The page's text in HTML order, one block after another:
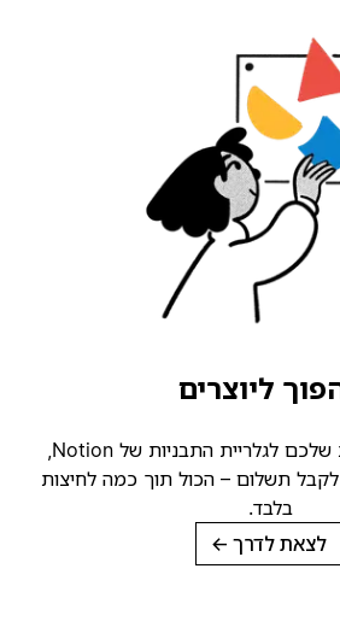
ליוצרים
להעלות את התבנית שלכם לגלריית התבניות של Notion,
תשלום – הכול תוך כמה לחיצות
בלבד.
לדרך→